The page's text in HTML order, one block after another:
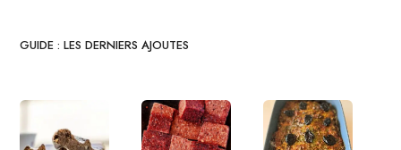
GUIDE : LES DERNIERS AJOUTES